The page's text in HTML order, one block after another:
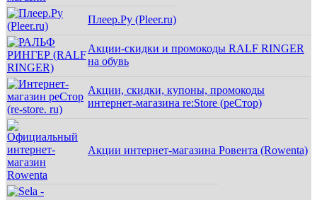
Плеер.Ру (Pleer.ru)
Акции-скидки и промокоды RALF RINGER
на обувь
Акции, скидки, купоны, промокоды
интернет-магазина re:Store (реСтор)
Акции интернет-магазина Ровента (Rowenta)